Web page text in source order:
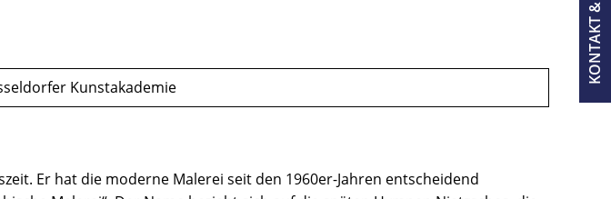
Kunstakademie
Er hat die moderne Malerei seit den 1960er-Jahren entscheidend